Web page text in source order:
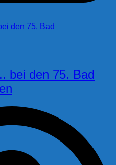
bei den 75. Bad